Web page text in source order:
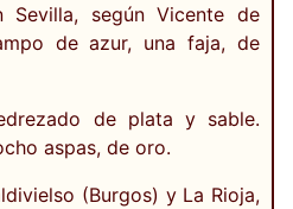
Sevilla, según Vicente de
de azur, una faja, de
de plata y sable.
aspas, de oro.
(Burgos) y La Rioja,